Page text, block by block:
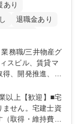
あり
退職金あり
得、開発推進、賃
事務業務を担当
、支払管理、請
作成及び予実管
以上【歓迎】■宅
せん。宅建士資
（取得・維持費用